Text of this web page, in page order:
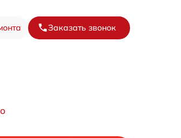
Заказать звонок